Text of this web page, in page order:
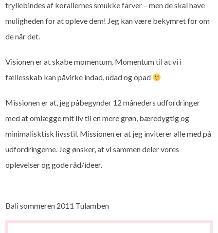
tryllebindes af korallernes smukke farver – men de skal have
muligheden for at opleve dem! Jeg kan være bekymret for om
de når det.
Visionen er at skabe momentum. Momentum til at vi i
fællesskab kan påvirke indad, udad og opad
Missionen er at, jeg påbegynder 12 måneders udfordringer
med at omlægge mit liv til en mere grøn, bæredygtig og
minimalisktisk livsstil. Missionen er at jeg inviterer alle med på
udfordringerne. Jeg ønsker, at vi sammen deler vores
oplevelser og gode råd/ideer.
Bali sommeren 2011 Tulamben